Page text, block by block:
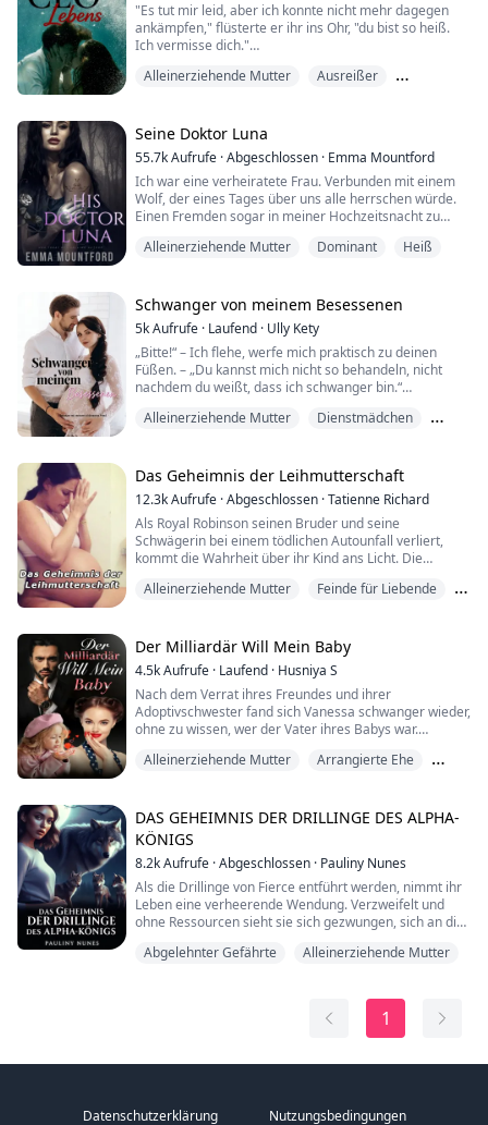
"Es tut mir leid, aber ich konnte nicht mehr dagegen
ankämpfen," flüsterte er ihr ins Ohr, "du bist so heiß.
Ich vermisse dich."
Sie saß auf seinem Schoß und bewegte sich auf und ab
Er sah, wie sie sich auf die Unterlippe biss, als ob sie
versuchte, sich vom Schreien abzuhalten.
Er saugte a...
Alleinerziehende Mutter
Ausreißer
Seine Doktor Luna
55.7kAufrufe ·Abgeschlossen · Emma Mountford
Ich war eine verheiratete Frau. Verbunden mit einem
Wolf, der eines Tages über uns alle herrschen würde.
Einen Fremden sogar in meiner Hochzeitsnacht zu
meiner Familie ein für alle Mal ruinieren. Es könnte
„Oh.“ Ein atemloses Stöhnen entwich meinen Lippen,
als er mich mit der Spitze seines dicken Schwanzes
teilte....
Alleinerziehende Mutter Dominant Heiß
Schwanger von meinem Besessenen
5kAufrufe · Laufend · Ully Kety
„Bitte!“ – Ich flehe, werfe mich praktisch zu deinen
Füßen. – „Du kannst mich nicht so behandeln, nicht
nachdem du weißt, dass ich schwanger bin.“
Er beugt sich zu mir, so nah, dass ich die würzigen
„Und du willst, dass ich glaube, dass du, ein armes
reiches Mädchen, unschuldig warst.“ Er pausiert
dramatisch...
Alleinerziehende Mutter
Dienstmädchen
Das Geheimnis der Leihmutterschaft
12.3kAufrufe ·Abgeschlossen ·Tatienne Richard
Als Royal Robinson seinen Bruder und seine
Schwägerin bei einem tödlichen Autounfall verliert,
kommt die Wahrheit über ihr Kind ans Licht. Die
Wahrheit vor der Familie verborgen hatten, erschüttert
noch rechtliche Ansprüche auf das Kind hat...
Alleinerziehende Mutter
Feinde für Liebende
Der Milliardär Will Mein Baby
4.5kAufrufe · Laufend · Husniya S
Nach dem Verrat ihres Freundes und ihrer
Adoptivschwester fand sich Vanessa schwanger wieder,
ohne zu wissen, wer der Vater ihres Babys war.
zu finden, nie aus den Augen verloren. Doch ihre Suche
Tycoon der Stadt.
Alfred beansprucht...
Alleinerziehende Mutter
Arrangierte Ehe
DAS GEHEIMNIS DER DRILLINGE DES ALPHA-
KÖNIGS
8.2kAufrufe ·Abgeschlossen · Pauliny Nunes
Als die Drillinge von Fierce entführt werden, nimmt ihr
Leben eine verheerende Wendung. Verzweifelt und
ohne Ressourcen sieht sie sich gezwungen, sich an die
Hunter, der Werwolf, den Fierce einst liebte, ist jetzt der
Abgelehnter Gefährte
Alleinerziehende Mutter
1
Datenschutzerklärung Nutzungsbedingungen